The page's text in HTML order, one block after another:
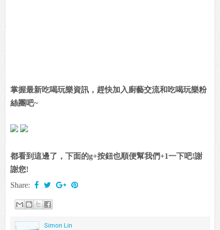
掌握最新吃喝玩樂資訊，趕快加入廚藝交流和吃喝玩樂粉
絲團吧~
都看到這邊了，下面的g+按鈕也順便幫我們+1一下吧!謝
謝您!
Share:
Simon Lin